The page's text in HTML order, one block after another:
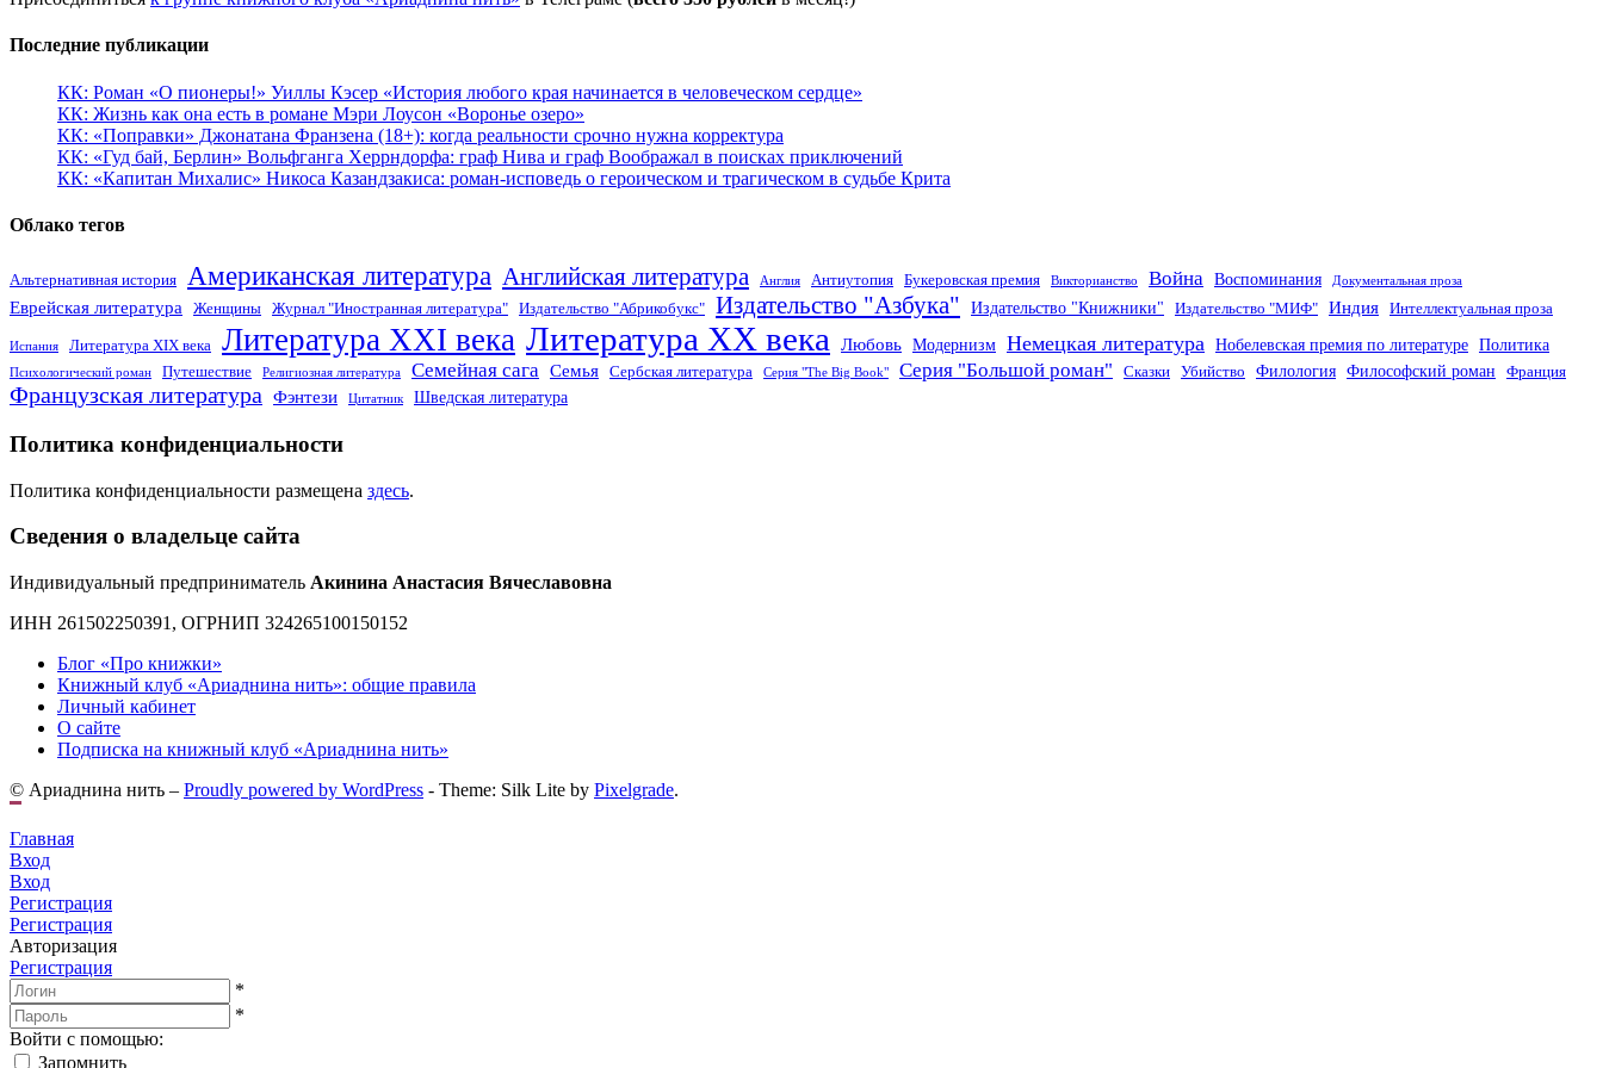
Последние публикации
КК: Роман «О пионеры!» Уиллы Кэсер «История любого края начинается в человеческом сердце»
КК: Жизнь как она есть в романе Мэри Лоусон «Воронье озеро»
КК: «Поправки» Джонатана Франзена (18+): когда реальности срочно нужна корректура
КК: «Гуд бай, Берлин» Вольфганга Херрндорфа: граф Нива и граф Воображал в поисках приключений
КК: «Капитан Михалис» Никоса Казандзакиса: роман-исповедь о героическом и трагическом в судьбе Крита
Облако тегов
Альтернативная история Американская литература Английская литература Англия Антиутопия Букеровская премия Викторианство Война Воспоминания Документальная проза
Еврейская литература Женщины Журнал "Иностранная литература" Издательство "Абрикобукс" Издательство "Азбука" Издательство "Книжники" Издательство "МИФ" Индия Интеллектуальная проза
Испания Литература XIX века Литература XXI века Литература XX века Любовь Модернизм Немецкая литература Нобелевская премия по литературе Политика
Психологический роман Путешествие Религиозная литература Семейная сага Семья Сербская литература Серия "The Big Book" Серия "Большой роман" Сказки Убийство Филология Философский роман Франция
Французская литература Фэнтези Цитатник Шведская литература
Политика конфиденциальности
Политика конфиденциальности размещена здесь.
Сведения о владельце сайта
Индивидуальный предприниматель Акинина Анастасия Вячеславовна
ИНН 261502250391, ОГРНИП 324265100150152
Блог «Про книжки»
Книжный клуб «Ариаднина нить»: общие правила
Личный кабинет
О сайте
Подписка на книжный клуб «Ариаднина нить»
© Ариаднина нить – Proudly powered by WordPress - Theme: Silk Lite by Pixelgrade.
Главная
Вход
Вход
Регистрация
Регистрация
Авторизация
Регистрация
*
*
Войти с помощью:
Запомнить